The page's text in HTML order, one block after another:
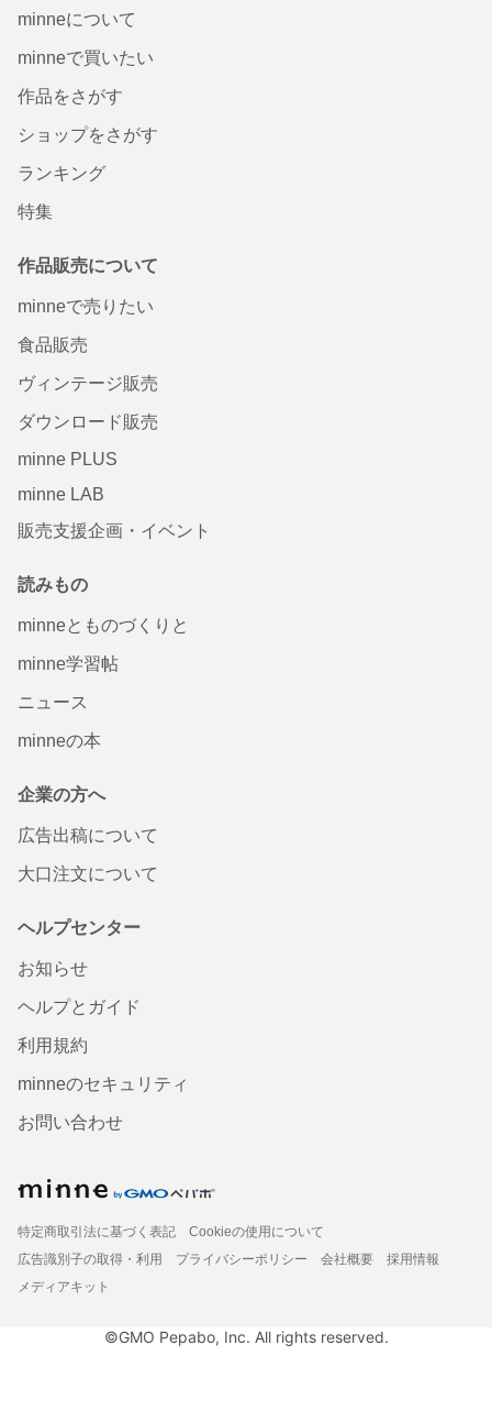
minneについて
minneで買いたい
作品をさがす
ショップをさがす
ランキング
特集
作品販売について
minneで売りたい
食品販売
ヴィンテージ販売
ダウンロード販売
minne PLUS
minne LAB
販売支援企画・イベント
読みもの
minneとものづくりと
minne学習帖
ニュース
minneの本
企業の方へ
広告出稿について
大口注文について
ヘルプセンター
お知らせ
ヘルプとガイド
利用規約
minneのセキュリティ
お問い合わせ
特定商取引法に基づく表記
Cookieの使用について
広告識別子の取得・利用
プライバシーポリシー 会社概要
採用情報
メディアキット
©GMO Pepabo, Inc. All rights reserved.